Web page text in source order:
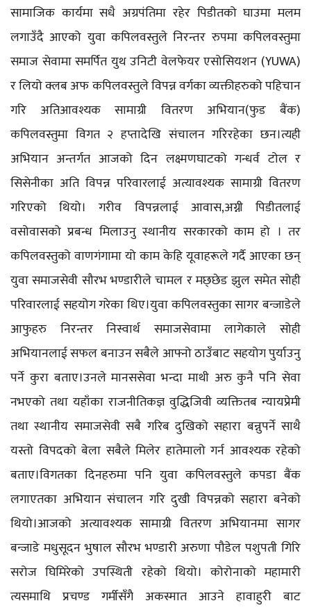
सामाजिक कार्यमा सधै अग्रपंतिमा रहेर पिडीतको घाउमा मलम
लगाउँदै आएको युवा कपिलवस्तुले निरन्तर रुपमा कपिलवस्तुमा
समाज सेवामा समर्पित युथ उनिटी वेलफेयर एसोसियशन (YUWA)
र लियो क्लब अफ कपिलवस्तुले विपन्न वर्गका व्यक्तीहरुको पहिचान
गरि अतिआवश्यक सामाग्री वितरण अभियान(फुड बैंक)
कपिलवस्तुमा विगत २ हप्तादेखि संचालन गरिरहेका छन।त्यही
अभियान अन्तर्गत आजको दिन लक्ष्मणघाटको गन्धर्व टोल र
सिसेनीका अति विपन्न परिवारलाई अत्यावश्यक सामाग्री वितरण
गरिएको थियो। गरीव विपन्नलाई आवास,अग्नी पिडीतलाई
वसोवासको प्रबन्ध मिलाउनु स्थानीय सरकारको काम हो । तर
कपिलवस्तुको वाणगंगामा यो काम केहि यूवाहरूले गर्दै आएका छन्
युवा समाजसेवी सौरभ भण्डारीले चामल र मछ्छेड झुल समेत सोही
परिवारलाई सहयोग गरेका थिए।युवा कपिलवस्तुका सागर बन्जाडेले
आफुहरु निरन्तर निस्वार्थ समाजसेवामा लागेकाले सोही
अभियानलाई सफल बनाउन सबैले आफ्नो ठाउँबाट सहयोग पुर्याउनु
पर्ने कुरा बताए।उनले मानससेवा भन्दा माथी अरु कुनै पनि सेवा
नभएको तथा यहाँका राजनीतिकज्ञ वुद्धिजिवी व्यक्तितब न्यायप्रेमी
तथा स्थानीय समाजसेवी सबै गरिब दुखिको सहारा बन्नुपर्ने साथै
यस्तो विपदको बेला सबैले मिलेर हातेमालो गर्न आवश्यक रहेको
बताए।विगतका दिनहरुमा पनि युवा कपिलवस्तुले कपडा बैंक
लगाएतका अभियान संचालन गरि दुखी विपन्नको सहारा बनेको
थियो।आजको अत्यावश्यक सामाग्री वितरण अभियानमा सागर
बन्जाडे मधुसूदन भुषाल सौरभ भण्डारी अरुणा पौडेल पशुपती गिरि
सरोज घिमिरेको उपस्थिती रहेको थियो। कोरोनाको महामारी
त्यसमाथि प्रचण्ड गर्मीसँगै अकस्मात आउने हावाहुरी बाट